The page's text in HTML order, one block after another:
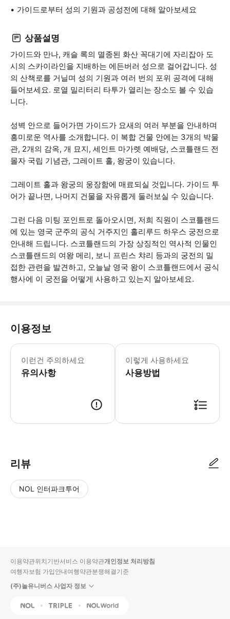
가이드로부터 성의 기원과 공성전에 대해 알아보세요
상품설명
가이드와 만나, 캐슬 록의 멸종된 화산 꼭대기에 자리잡아 도
시의 스카이라인을 지배하는 에든버러 성으로 걸어갑니다. 성
의 산책로를 거닐며 성의 기원과 여러 번의 포위 공격에 대해
들어보세요. 로열 밀리터리 타투가 열리는 장소도 볼 수 있습
니다.
성벽 안으로 들어가면 가이드가 요새의 여러 부분을 안내하며
흥미로운 역사를 소개합니다. 이 복합 건물 안에는 3개의 박물
관, 2개의 감옥, 개 묘지, 세인트 마가렛 예배당, 스코틀랜드 전
몰자 국립 기념관, 그레이트 홀, 왕궁이 있습니다.
그레이트 홀과 왕궁의 웅장함에 매료되실 것입니다. 가이드 투
어가 끝나면, 나머지 건물을 자유롭게 둘러보실 수 있습니다.
그런 다음 미팅 포인트로 돌아오시면, 저희 직원이 스코틀랜드
에 있는 영국 군주의 공식 거주지인 홀리루드 하우스 궁전으로
안내해 드립니다. 스코틀랜드의 가장 상징적인 역사적 인물인
스코틀랜드의 여왕 메리, 보니 프린스 챠리 등과의 궁전의 밀
접한 관련을 발견하고, 오늘날 영국 왕이 스코틀랜드에서 공식
행사에 이 궁전을 어떻게 사용하고 있는지 알아보세요.
이용정보
이런건 주의하세요
유의사항
에든버러 성: 투어는 야외에서 진행되
이렇게 사용하세요
사용방법
리뷰
NOL 인터파크투어
입니
다.
순
상
이용약관위치기반서비스 이용약관개인정보 처리방침
여행자보험 가입안내여행약관분쟁해결기준
(주)놀유니버스 사업자 정보
NOL Triple Interpark Global